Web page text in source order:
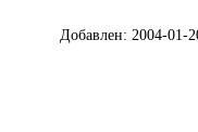
Добавлен: 2004-01-